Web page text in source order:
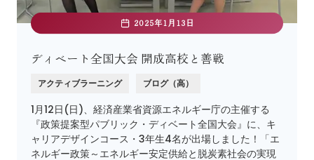
2025年1月13日
ディベート全国大会 開成高校と善戦
アクティブラーニング ブログ（高）
1月12日(日)、経済産業省資源エネルギー庁の主催する
『政策提案型パブリック・ディベート全国大会』に、キ
ャリアデザインコース・3年生4名が出場しました！「エ
ネルギー政策～エネルギー安定供給と脱炭素社会の実現